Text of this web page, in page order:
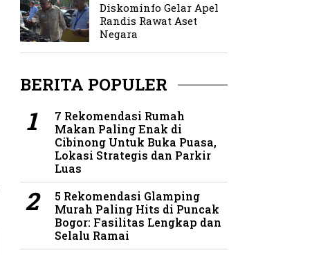
Diskominfo Gelar Apel
Randis Rawat Aset
Negara
BERITA POPULER
7 Rekomendasi Rumah
Makan Paling Enak di
Cibinong Untuk Buka Puasa,
Lokasi Strategis dan Parkir
Luas
5 Rekomendasi Glamping
Murah Paling Hits di Puncak
Bogor: Fasilitas Lengkap dan
Selalu Ramai